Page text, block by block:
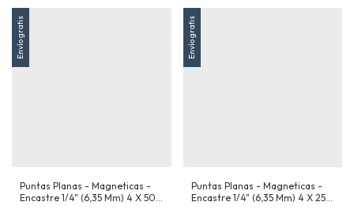
Envío gratis
Puntas Planas - Magneticas -
Encastre 1/4" (6,35 Mm) 4 X 50
Envío gratis
Puntas Planas - Magneticas -
Encastre 1/4" (6,35 Mm) 4 X 25